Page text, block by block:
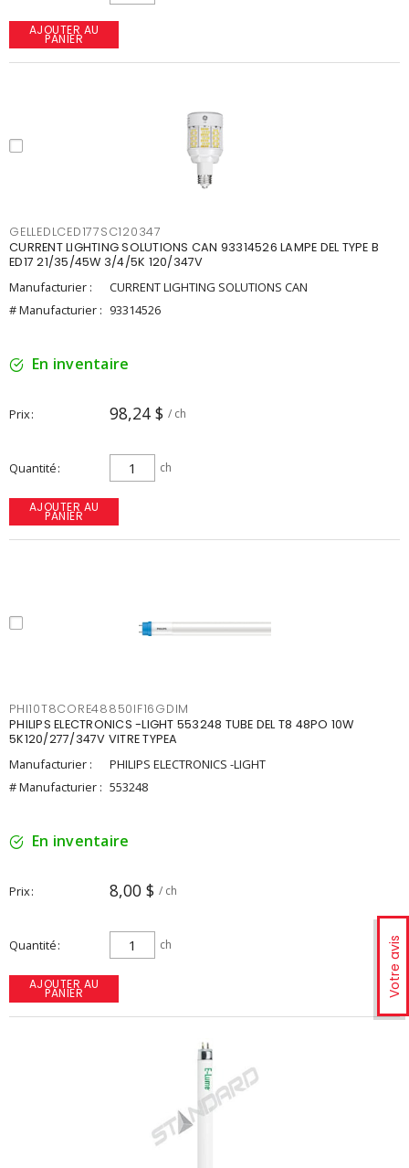
Votre avis
AJOUTER AU
PANIER
GELLEDLCED177SC120347
CURRENT LIGHTING SOLUTIONS CAN 93314526 LAMPE DEL TYPE B
ED17 21/35/45W 3/4/5K 120/347V
Manufacturier :
CURRENT LIGHTING SOLUTIONS CAN
# Manufacturier : 93314526
En inventaire
Prix 98,24 $ / ch
Quantité ch
AJOUTER AU
PANIER
PHI10T8CORE48850IF16GDIM
PHILIPS ELECTRONICS -LIGHT 553248 TUBE DEL T8 48PO 10W
5K120/277/347V VITRE TYPEA
Manufacturier :
PHILIPS ELECTRONICS -LIGHT
# Manufacturier : 553248
En inventaire
Prix 8,00 $ / ch
Quantité ch
AJOUTER AU
PANIER